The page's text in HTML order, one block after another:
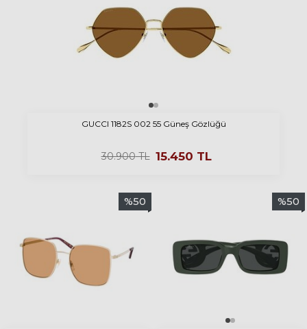
GUCCI 1182S 002 55 Güneş Gözlüğü
30.900TL 15.450 TL
%50 %50